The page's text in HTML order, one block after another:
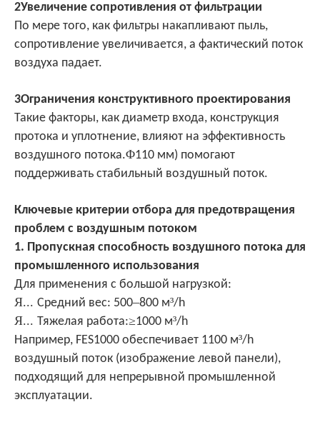
2Увеличение сопротивления от фильтрации
По мере того, как фильтры накапливают пыль,
сопротивление увеличивается, а фактический поток
воздуха падает.
3Ограничения конструктивного проектирования
Такие факторы, как диаметр входа, конструкция
протока и уплотнение, влияют на эффективность
воздушного потока.Φ110 мм) помогают
поддерживать стабильный воздушный поток.
Ключевые критерии отбора для предотвращения
проблем с воздушным потоком
1. Пропускная способность воздушного потока для
промышленного использования
Для применения с большой нагрузкой:
Я... Средний вес: 500–800 м³/h
Я... Тяжелая работа:≥1000 м³/h
Например, FES1000 обеспечивает 1100 м³/h
воздушный поток (изображение левой панели),
подходящий для непрерывной промышленной
эксплуатации.